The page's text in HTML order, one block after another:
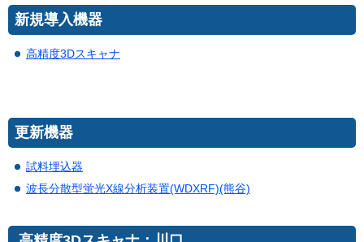
新規導入機器
高精度3Dスキャナ
更新機器
試料埋込器
波長分散型蛍光X線分析装置(WDXRF)(熊谷)